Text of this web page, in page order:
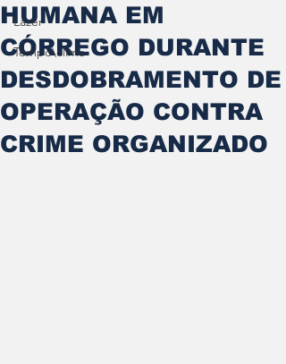
Lazer
Tempo\clima
HUMANA EM
CÓRREGO DURANTE
DESDOBRAMENTO DE
OPERAÇÃO CONTRA
CRIME ORGANIZADO